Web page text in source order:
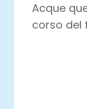
Acque
corso del